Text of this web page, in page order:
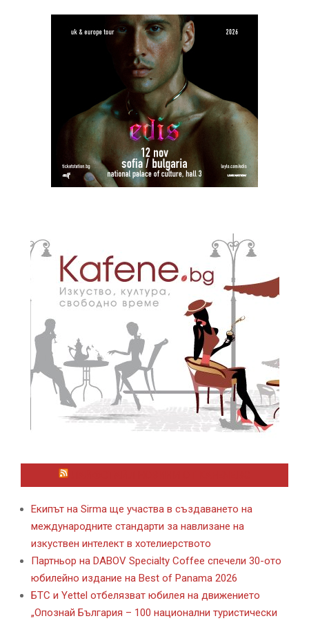
Екипът на Sirma ще участва в създаването на
международните стандарти за навлизане на
изкуствен интелект в хотелиерството
Партньор на DABOV Specialty Coffee спечели 30-ото
юбилейно издание на Best of Panama 2026
БТС и Yettel отбелязват юбилея на движението
„Опознай България – 100 национални туристически